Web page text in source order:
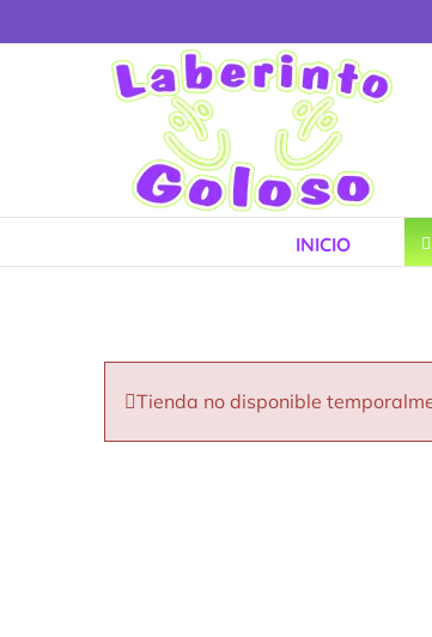
al
INICIO
Tienda no disponible